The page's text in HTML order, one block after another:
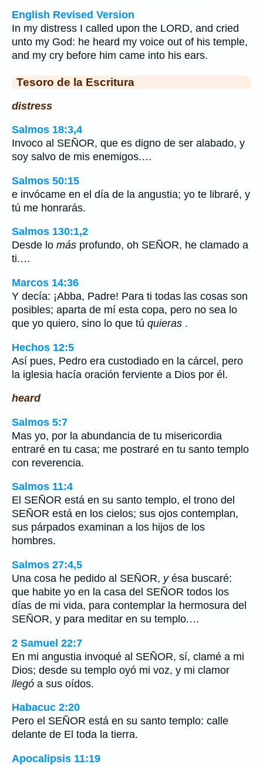
English Revised Version
In my distress I called upon the LORD, and cried
unto my God: he heard my voice out of his temple,
and my cry before him came into his ears.
Tesoro de la Escritura
distress
Salmos 18:3,4
Invoco al SEÑOR, que es digno de ser alabado, y
soy salvo de mis enemigos.…
Salmos 50:15
e invócame en el día de la angustia; yo te libraré, y
tú me honrarás.
Salmos 130:1,2
Desde lo más profundo, oh SEÑOR, he clamado a
ti.…
Marcos 14:36
Y decía: ¡Abba, Padre! Para ti todas las cosas son
posibles; aparta de mí esta copa, pero no sea lo
que yo quiero, sino lo que tú quieras .
Hechos 12:5
Así pues, Pedro era custodiado en la cárcel, pero
la iglesia hacía oración ferviente a Dios por él.
heard
Salmos 5:7
Mas yo, por la abundancia de tu misericordia
entraré en tu casa; me postraré en tu santo templo
con reverencia.
Salmos 11:4
El SEÑOR está en su santo templo, el trono del
SEÑOR está en los cielos; sus ojos contemplan,
sus párpados examinan a los hijos de los
hombres.
Salmos 27:4,5
Una cosa he pedido al SEÑOR, yésa buscaré:
que habite yo en la casa del SEÑOR todos los
días de mi vida, para contemplar la hermosura del
SEÑOR, y para meditar en su templo.…
2 Samuel 22:7
En mi angustia invoqué al SEÑOR, sí, clamé a mi
Dios; desde su templo oyó mi voz, y mi clamor
llegó a sus oídos.
Habacuc 2:20
Pero el SEÑOR está en su santo templo: calle
delante de El toda la tierra.
Apocalipsis 11:19